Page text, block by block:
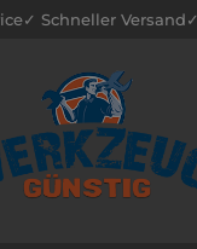
✓ Schneller Versand